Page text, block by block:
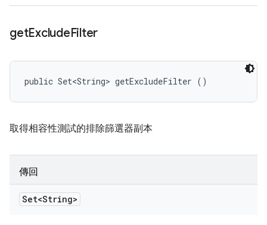
getExcludeFilter
public Set<String> getExcludeFilter ()
取得相容性測試的排除篩選器副本
傳回
Set<String>